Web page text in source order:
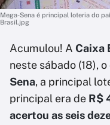
Mega-Sena é principal loteria do
Brasil.jpg
Acumulou! A Caixa
neste sábado (18),
Sena, a principal
principal era de R$
acertou as seis